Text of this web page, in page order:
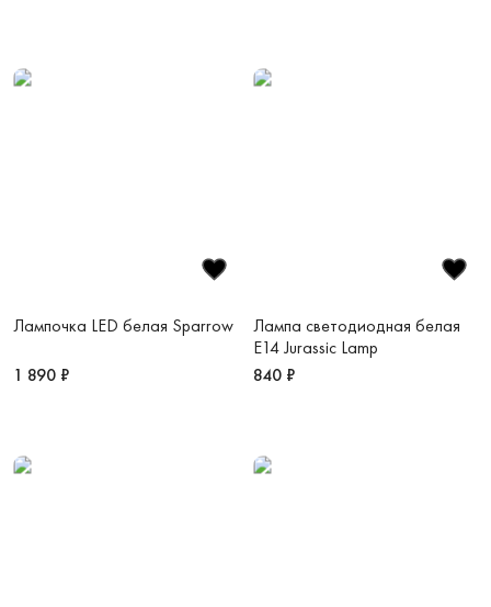
Лампочка LED белая Sparrow
1 890 ₽
Лампа светодиодная белая
E14 Jurassic Lamp
840 ₽